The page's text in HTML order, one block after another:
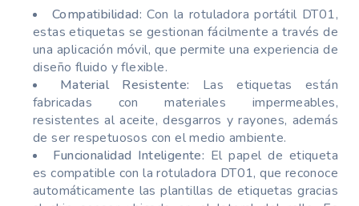
Compatibilidad: Con la rotuladora portátil DT01,
estas etiquetas se gestionan fácilmente a través de
una aplicación móvil, que permite una experiencia de
diseño fluido y flexible.
Material Resistente: Las etiquetas están
fabricadas con materiales impermeables,
resistentes al aceite, desgarros y rayones, además
de ser respetuosos con el medio ambiente.
Funcionalidad Inteligente: El papel de etiqueta
es compatible con la rotuladora DT01, que reconoce
automáticamente las plantillas de etiquetas gracias